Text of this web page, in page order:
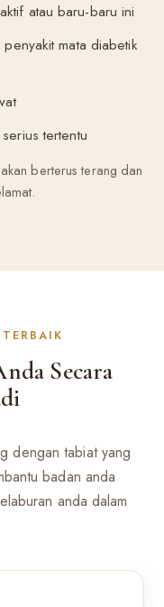
atau baru-baru ini
mata diabetik
tertentu
berterus terang dan
Secara
dengan tabiat yang
badan anda
anda dalam